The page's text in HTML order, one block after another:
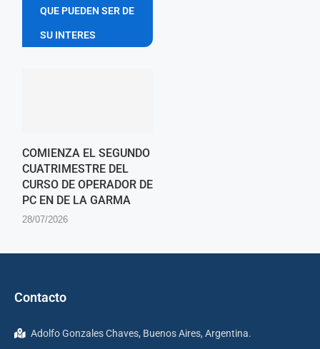
QUE PUEDEN SER DE
SU INTERES
COMIENZA EL SEGUNDO
CUATRIMESTRE DEL
CURSO DE OPERADOR DE
PC EN DE LA GARMA
28/07/2026
Contacto
Adolfo Gonzales Chaves, Buenos Aires, Argentina.